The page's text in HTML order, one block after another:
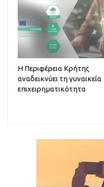
Η Περιφέρεια Κρήτης
αναδεικνύει τη γυναικεία
επιχειρηματικότητα